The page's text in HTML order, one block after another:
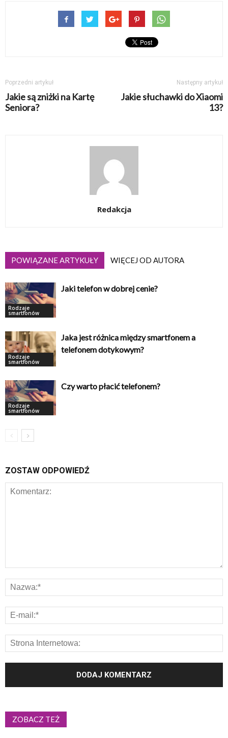
Poprzedni artykuł
Jakie są zniżki na Kartę
Seniora?
Następny artykuł
Jakie słuchawki do Xiaomi
13?
Redakcja
POWIĄZANE ARTYKUŁY WIĘCEJ OD AUTORA
Rodzaje
smartfonów
Jaki telefon w dobrej cenie?
Rodzaje
smartfonów
Jaka jest różnica między smartfonem a
telefonem dotykowym?
Rodzaje
smartfonów
Czy warto płacić telefonem?
ZOSTAW ODPOWIEDŹ
ZOBACZ TEŻ